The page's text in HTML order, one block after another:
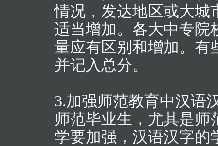
情况，发达地区或大城
适当增加。各大中专院
量应有区别和增加。有
并记入总分。
3.加强师范教育中汉语
师范毕业生，尤其是师
学要加强，汉语汉字的